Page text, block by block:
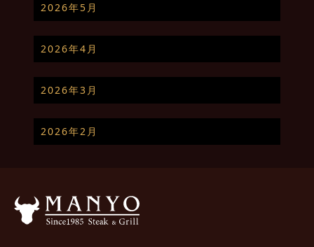
2026年5月
2026年4月
2026年3月
2026年2月